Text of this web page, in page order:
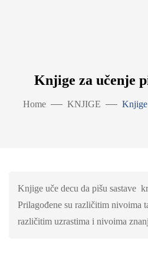
Knjige za učenje
Home KNJIGE Knjige
Knjige uče decu da pišu sastave
Prilagođene su različitim nivoima
različitim uzrastima i nivoima